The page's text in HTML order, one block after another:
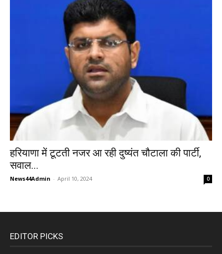
हरियाणा में टूटती नजर आ रही दुष्यंत चौटाला की पार्टी,
सवाल...
News44Admin - April 10, 2024 0
EDITOR PICKS